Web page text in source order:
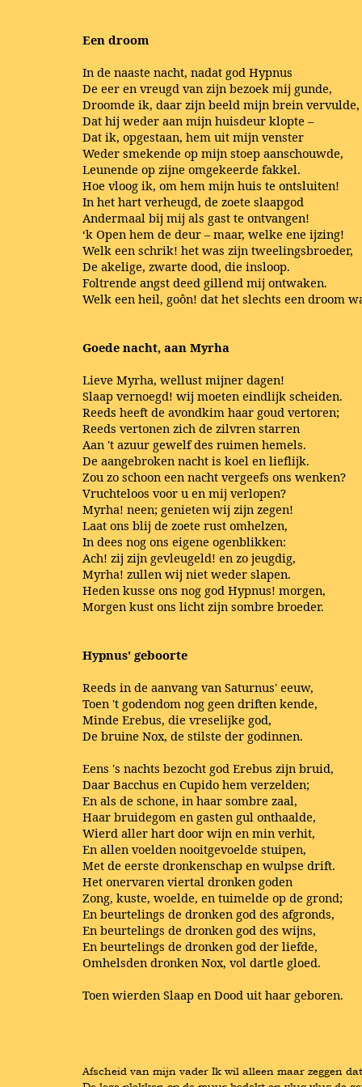
Een droom
In de naaste nacht, nadat god Hypnus
De eer en vreugd van zijn bezoek mij gunde,
Droomde ik, daar zijn beeld mijn brein vervulde,
Dat hij weder aan mijn huisdeur klopte –
Dat ik, opgestaan, hem uit mijn venster
Weder smekende op mijn stoep aanschouwde,
Leunende op zijne omgekeerde fakkel.
Hoe vloog ik, om hem mijn huis te ontsluiten!
In het hart verheugd, de zoete slaapgod
Andermaal bij mij als gast te ontvangen!
‘k Open hem de deur – maar, welke ene ijzing!
Welk een schrik! het was zijn tweelingsbroeder,
De akelige, zwarte dood, die insloop.
Foltrende angst deed gillend mij ontwaken.
Welk een heil, goôn! dat het slechts een droom
Goede nacht, aan Myrha
Lieve Myrha, wellust mijner dagen!
Slaap vernoegd! wij moeten eindlijk scheiden.
Reeds heeft de avondkim haar goud vertoren;
Reeds vertonen zich de zilvren starren
Aan 't azuur gewelf des ruimen hemels.
De aangebroken nacht is koel en lieflijk.
Zou zo schoon een nacht vergeefs ons wenken?
Vruchteloos voor u en mij verlopen?
Myrha! neen; genieten wij zijn zegen!
Laat ons blij de zoete rust omhelzen,
In dees nog ons eigene ogenblikken:
Ach! zij zijn gevleugeld! en zo jeugdig,
Myrha! zullen wij niet weder slapen.
Heden kusse ons nog god Hypnus! morgen,
Morgen kust ons licht zijn sombre broeder.
Hypnus' geboorte
Reeds in de aanvang van Saturnus' eeuw,
Toen 't godendom nog geen driften kende,
Minde Erebus, die vreselijke god,
De bruine Nox, de stilste der godinnen.
Eens 's nachts bezocht god Erebus zijn bruid,
Daar Bacchus en Cupido hem verzelden;
En als de schone, in haar sombre zaal,
Haar bruidegom en gasten gul onthaalde,
Wierd aller hart door wijn en min verhit,
En allen voelden nooitgevoelde stuipen,
Met de eerste dronkenschap en wulpse drift.
Het onervaren viertal dronken goden
Zong, kuste, woelde, en tuimelde op de grond;
En beurtelings de dronken god des afgronds,
En beurtelings de dronken god des wijns,
En beurtelings de dronken god der liefde,
Omhelsden dronken Nox, vol dartle gloed.
Toen wierden Slaap en Dood uit haar geboren.
Afscheid van mijn vader Ik wil alleen maar zeggen